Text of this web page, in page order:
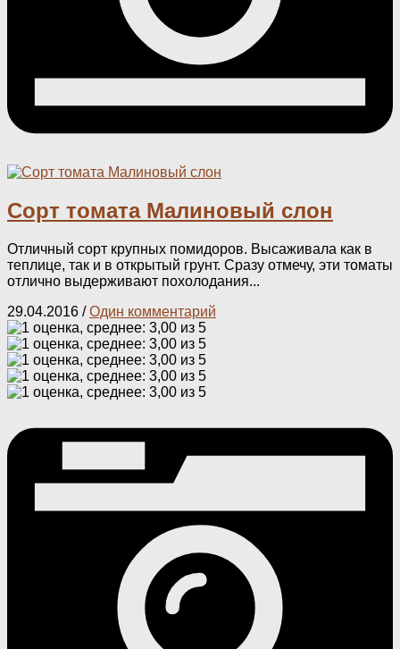
Сорт томата Малиновый слон
Отличный сорт крупных помидоров. Высаживала как в
теплице, так и в открытый грунт. Сразу отмечу, эти томаты
отлично выдерживают похолодания...
29.04.2016 /Один комментарий